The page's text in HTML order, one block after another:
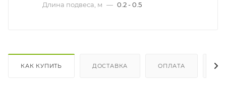
Длина подвеса, м — 0.2 - 0.5
КАК КУПИТЬ ДОСТАВКА ОПЛАТА